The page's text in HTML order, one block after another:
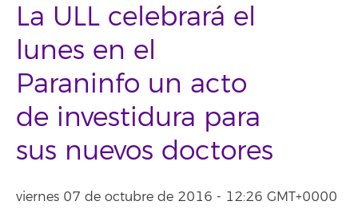
La ULL celebrará el
lunes en el
Paraninfo un acto
de investidura para
sus nuevos doctores
viernes 07 de octubre de 2016 - 12:26 GMT+0000